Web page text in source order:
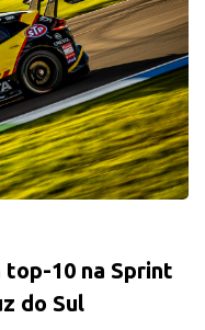
top-10 na Sprint
do Sul